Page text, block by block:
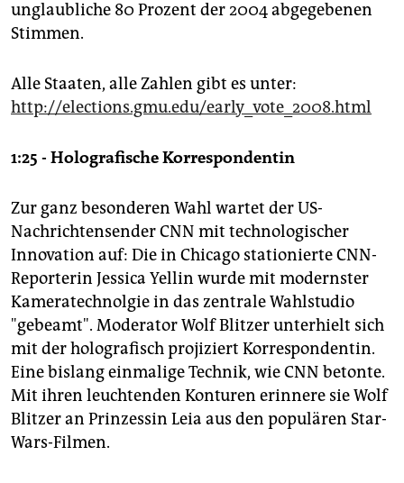
unglaubliche 80 Prozent der 2004 abgegebenen
Stimmen.
Alle Staaten, alle Zahlen gibt es unter:
http://elections.gmu.edu/early_vote_2008.html
1:25 - Holografische Korrespondentin
Zur ganz besonderen Wahl wartet der US-
Nachrichtensender CNN mit technologischer
Innovation auf: Die in Chicago stationierte CNN-
Reporterin Jessica Yellin wurde mit modernster
Kameratechnolgie in das zentrale Wahlstudio
"gebeamt". Moderator Wolf Blitzer unterhielt sich
mit der holografisch projiziert Korrespondentin.
Eine bislang einmalige Technik, wie CNN betonte.
Mit ihren leuchtenden Konturen erinnere sie Wolf
Blitzer an Prinzessin Leia aus den populären Star-
Wars-Filmen.